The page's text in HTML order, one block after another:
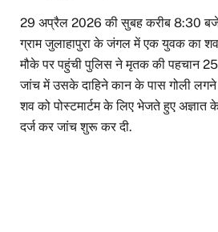
29 अप्रैल 2026 की सुबह करीब 8:30 बजे
ग्राम जुलाहापुरा के जंगल में एक युवक का
मौके पर पहुंची पुलिस ने मृतक की पहचान
जांच में उसके दाहिने कान के पास गोली लगने
शव को पोस्टमार्टम के लिए भेजते हुए अज्ञात
दर्ज कर जांच शुरू कर दी.